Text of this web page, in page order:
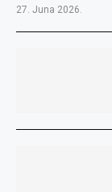
27. Juna 2026.